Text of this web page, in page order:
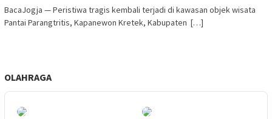
BacaJogja — Peristiwa tragis kembali terjadi di kawasan objek wisata
Pantai Parangtritis, Kapanewon Kretek, Kabupaten […]
OLAHRAGA